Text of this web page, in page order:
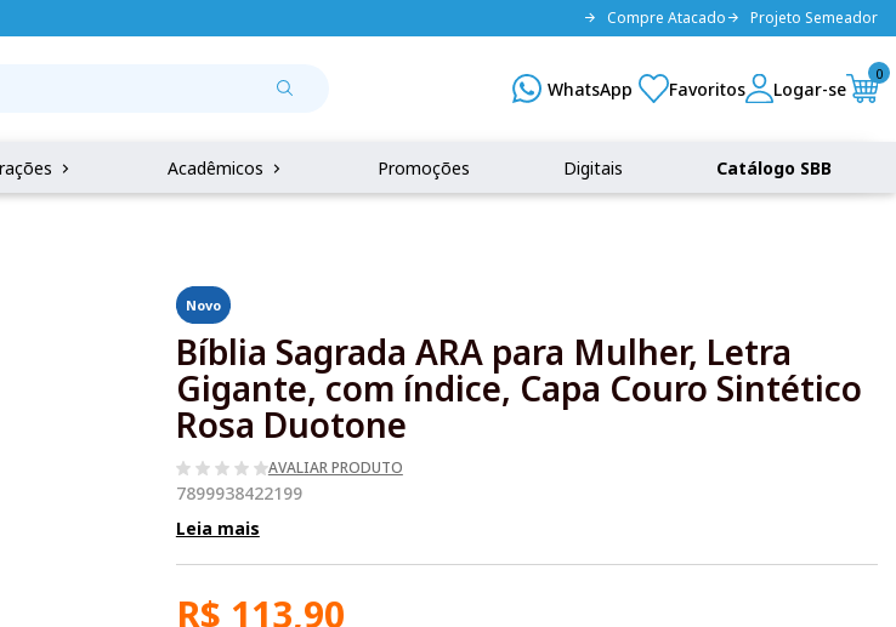
Compre Atacado Projeto Semeador
0
Acadêmicos Promoções Digitais Catálogo SBB
Novo
Bíblia Sagrada ARA para Mulher, Letra
Gigante, com índice, Capa Couro Sintético
Rosa Duotone
AVALIAR PRODUTO
7899938422199
Leia mais
R$ 113,90